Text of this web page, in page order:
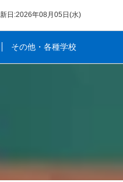
日:2026年08月05日(水)
その他・各種学校